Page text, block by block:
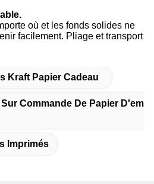
où et les fonds solides ne
facilement. Pliage et transport
Kraft Papier Cadeau
Commande De Papier
Imprimés